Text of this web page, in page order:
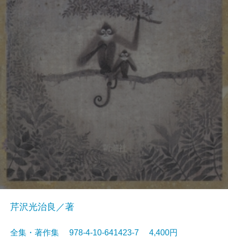
芹沢光治良／著
全集・著作集 978-4-10-641423-7 4,400円